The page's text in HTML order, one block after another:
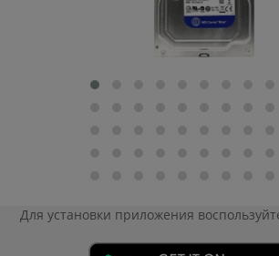
Для установки приложения